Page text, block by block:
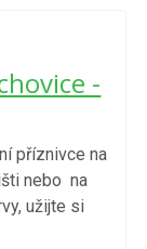
-
příznivce na
nebo na
užijte si